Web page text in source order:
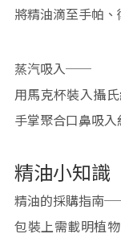
將精油滴至手帕
蒸汽吸入──
用馬克杯裝入攝
手掌聚合口鼻吸入
精油小知識
精油的採購指南
包裝上需載明植